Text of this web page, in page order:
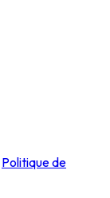
Politique de